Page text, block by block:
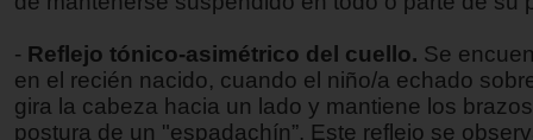
- Reflejo tónico-asimétrico del cuello. Se
en el recién nacido, cuando el niño/a echado
gira la cabeza hacia un lado y mantiene los
postura de un "espadachín”. Este reflejo se